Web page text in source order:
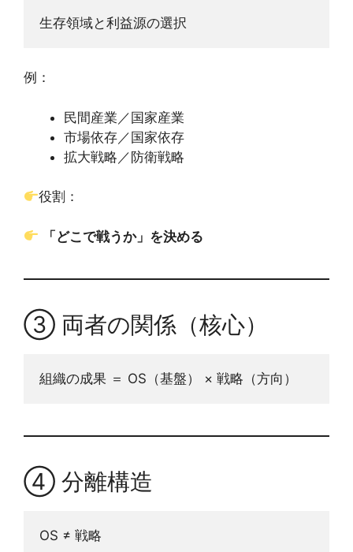
生存領域と利益源の選択
例：
民間産業／国家産業
市場依存／国家依存
拡大戦略／防衛戦略
役割：
「どこで戦うか」を決める
③ 両者の関係（核心）
組織の成果 ＝ OS（基盤） × 戦略（方向）
④ 分離構造
OS ≠ 戦略